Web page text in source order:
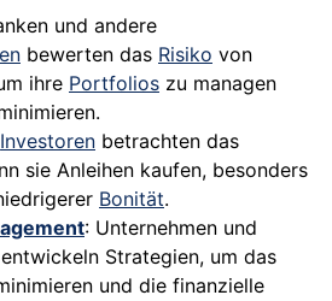
und andere
bewerten das Risiko von
ihre Portfolios zu managen
Investoren betrachten das
sie Anleihen kaufen, besonders
Bonität.
: Unternehmen und
entwickeln Strategien, um das
und die finanzielle